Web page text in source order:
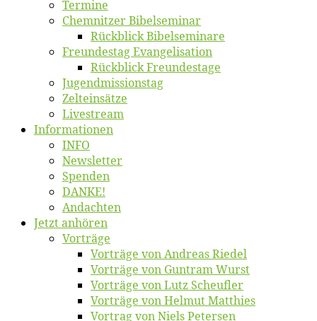
Ter­mi­ne
Chemnit­zer Bibelseminar
Rück­blick Bibelseminare
Freun­des­tag Evangelisation
Rück­blick Freundestage
Jugend­mis­sions­tag
Zelt­ein­sät­ze
Live­stream
Informatio­nen
INFO
News­let­ter
Spen­den
DANKE!
An­dach­ten
Jetzt an­hö­ren
Vor­trä­ge
Vor­trä­ge von An­dre­as Riedel
Vor­trä­ge von Gun­tram Wurst
Vor­trä­ge von Lutz Scheufler
Vor­trä­ge von Hel­mut Matthies
Vor­trag von Niels Petersen